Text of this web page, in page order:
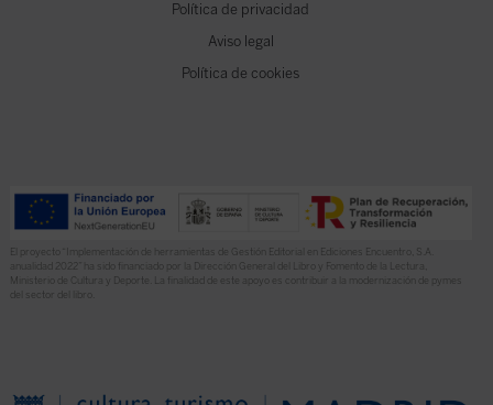
Política de privacidad
Aviso legal
Política de cookies
El proyecto “Implementación de herramientas de Gestión Editorial en Ediciones Encuentro, S.A.
anualidad 2022” ha sido financiado por la Dirección General del Libro y Fomento de la Lectura,
Ministerio de Cultura y Deporte. La finalidad de este apoyo es contribuir a la modernización de pymes
del sector del libro.